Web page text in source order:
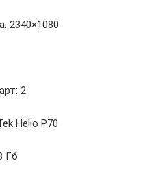
2340×1080
2
Helio P70
Гб